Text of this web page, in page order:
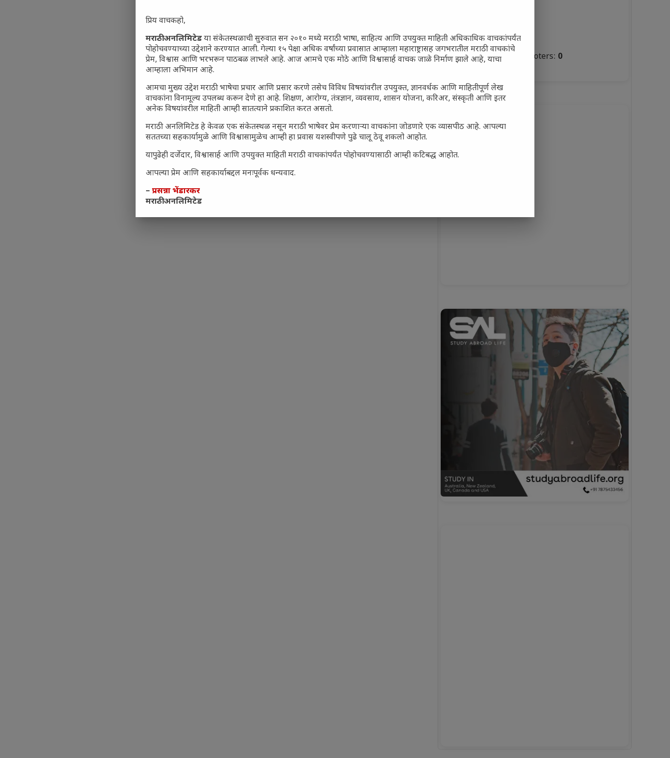
तटस्थ(0%, 3 Votes)
Total Voters: 0
प्रिय वाचकहो,
मराठी अनलिमिटेडया संकेतस्थळाची सुरुवात सन २०१० मध्ये मराठी भाषा, साहित्य आणि उपयुक्त माहिती अधिकाधिक वाचकांपर्यंत
पोहोचवण्याच्या उद्देशाने करण्यात आली. गेल्या १५ पेक्षा अधिक वर्षांच्या प्रवासात आम्हाला महाराष्ट्रासह जगभरातील मराठी वाचकांचे
प्रेम, विश्वास आणि भरभरून पाठबळ लाभले आहे. आज आमचे एक मोठे आणि विश्वासार्ह वाचक जाळे निर्माण झाले आहे, याचा
आम्हाला अभिमान आहे.
आमचा मुख्य उद्देश मराठी भाषेचा प्रचार आणि प्रसार करणे तसेच विविध विषयांवरील उपयुक्त, ज्ञानवर्धक आणि माहितीपूर्ण लेख
वाचकांना विनामूल्य उपलब्ध करून देणे हा आहे. शिक्षण, आरोग्य, तंत्रज्ञान, व्यवसाय, शासन योजना, करिअर, संस्कृती आणि इतर
अनेक विषयांवरील माहिती आम्ही सातत्याने प्रकाशित करत असतो.
मराठी अनलिमिटेड हे केवळ एक संकेतस्थळ नसून मराठी भाषेवर प्रेम करणाऱ्या वाचकांना जोडणारे एक व्यासपीठ आहे. आपल्या
सततच्या सहकार्यामुळे आणि विश्वासामुळेच आम्ही हा प्रवास यशस्वीपणे पुढे चालू ठेवू शकलो आहोत.
यापुढेही दर्जेदार, विश्वासार्ह आणि उपयुक्त माहिती मराठी वाचकांपर्यंत पोहोचवण्यासाठी आम्ही कटिबद्ध आहोत.
आपल्या प्रेम आणि सहकार्याबद्दल मनःपूर्वक धन्यवाद.
– प्रसन्ना भेंडारकर
मराठी अनलिमिटेड